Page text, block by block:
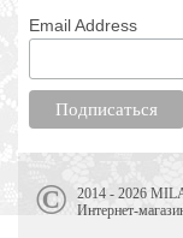
Email Address
2014 - 2026
Интернет-